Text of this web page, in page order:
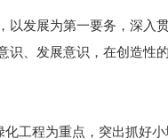
发展为第一要务，深入
、发展意识，在创造性
工程为重点，突出抓好